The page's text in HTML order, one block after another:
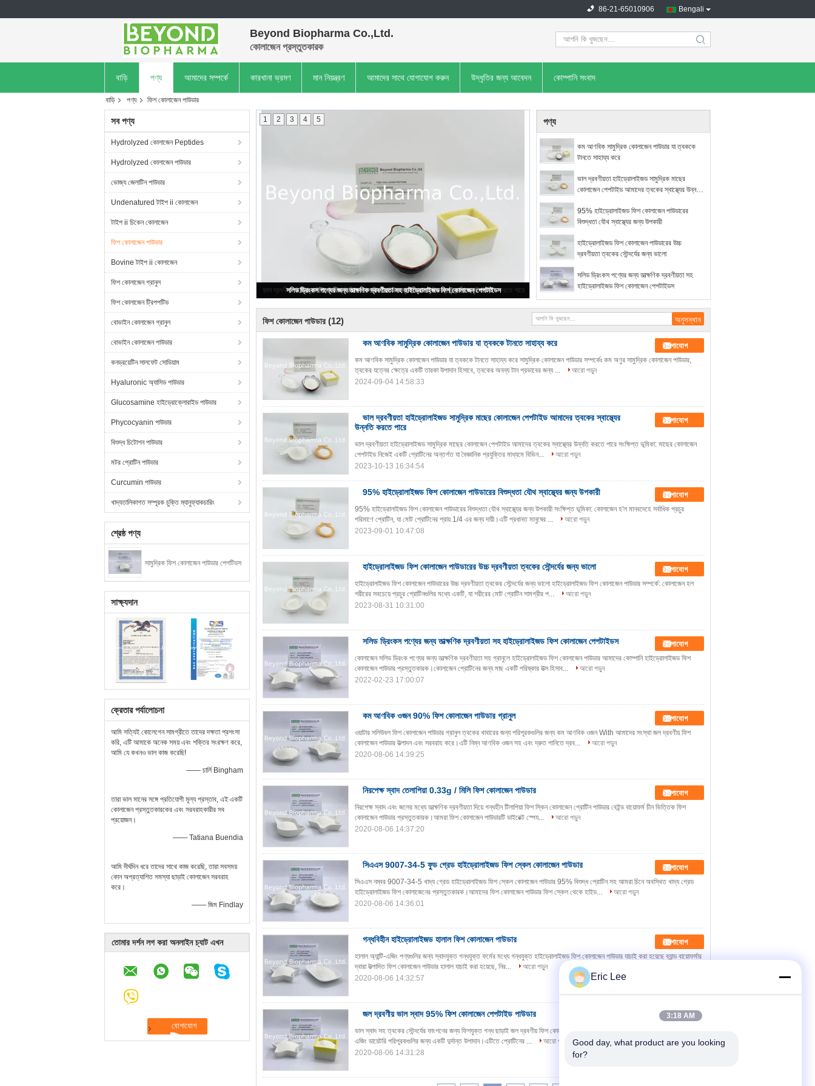
Bengali
86-21-65010906
Beyond Biopharma Co.,Ltd.
কোলাজেন প্রস্তুতকারক search
বাড়ি পণ্য আমাদের সম্পর্কে কারখানা ভ্রমণ মান নিয়ন্ত্রণ আমাদের সাথে যোগাযোগ করুন উদ্ধৃতির জন্য আবেদন কোম্পানি সংবাদ
বাড়ি পণ্য ফিশ কোলাজেন পাউডার
সব পণ্য
Hydrolyzed কোলাজেন Peptides
Hydrolyzed কোলাজেন পাউডার
ভোজ্য জেলাটিন পাউডার
Undenatured টাইপ ii কোলাজেন
টাইপ ii চিকেন কোলাজেন
ফিশ কোলাজেন পাউডার
Bovine টাইপ ii কোলাজেন
ফিশ কোলাজেন গ্রানুল
ফিশ কোলাজেন ট্রিপপটিড
বোভাইন কোলাজেন গ্রানুল
বোভাইন কোলাজেন পাউডার
কনড্রয়েটিন সালফেট সোডিয়াম
Hyaluronic অ্যাসিড পাউডার
Glucosamine হাইড্রোক্লোরাইড পাউডার
Phycocyanin পাউডার
বিশুদ্ধ চিটোশন পাউডার
মটর প্রোটিন পাউডার
Curcumin পাউডার
খাদ্যতালিকাগত সম্পূরক চুক্তি ম্যানুফ্যাকচারিং
শ্রেষ্ঠ পণ্য
সামুদ্রিক ফিশ কোলাজেন পাউডার পেপটিডস
সাক্ষ্যদান
ক্রেতার পর্যালোচনা
আমি সত্যিই কোলেগেন সামগ্রীতে তাদের দক্ষতা প্রশংসা
করি, এটি আমাকে অনেক সময় এবং শক্তির সংরক্ষণ করে,
আমি যে কখনও ভাল কাজ করেছি!
—— চার্লি Bingham
তারা ভাল মানের সঙ্গে প্রতিযোগী মূল্য প্রস্তাব, এই একটি
কোলাজেন প্রস্তুতকারকের এবং সরবরাহকারীর সব
প্রয়োজন।
—— Tatiana Buendia
আমি দীর্ঘদিন ধরে তাদের সাথে কাজ করেছি, তারা সবসময়
কোন অপ্রত্যাশিত সমস্যা ছাড়াই কোলাজেন সরবরাহ
করে।
—— জিম Findlay
তোমার দর্শন লগ করা অনলাইন চ্যাট এখন
কম আণবিক সামুদ্রিক কোলাজেন পাউডার যা ত্বককে টানতে সাহায্য করে
1 2 3 4 5 পণ্য
কম আণবিক সামুদ্রিক কোলাজেন পাউডার যা ত্বককে
টানতে সাহায্য করে
ভাল দ্রবণীয়তা হাইড্রোলাইজড সামুদ্রিক মাছের
কোলাজেন পেপটাইড আমাদের ত্বকের স্বাস্থ্যের উন্নতি
95% হাইড্রোলাইজড ফিশ কোলাজেন পাউডারের
বিশুদ্ধতা যৌথ স্বাস্থ্যের জন্য উপকারী
হাইড্রোলাইজড ফিশ কোলাজেন পাউডারের উচ্চ
দ্রবণীয়তা ত্বকের সৌন্দর্যের জন্য ভালো
সলিড ড্রিংকস পণ্যের জন্য তাত্ক্ষণিক দ্রবণীয়তা সহ
হাইড্রোলাইজড ফিশ কোলাজেন পেপটাইডস
ফিশ কোলাজেন পাউডার (12)
কম আণবিক সামুদ্রিক কোলাজেন পাউডার যা ত্বককে টানতে সাহায্য করে যোগাযোগ
কম আণবিক সামুদ্রিক কোলাজেন পাউডার যা ত্বককে টানতে সাহায্য করে সামুদ্রিক কোলাজেন পাউডার সম্পর্কেঃ কম অণুর সামুদ্রিক কোলাজেন পাউডার,
ত্বকের যত্নের ক্ষেত্রে একটি তারকা উপাদান হিসাবে, ত্বকের অনন্য টান প্রভাবের জন্য ...
আরো পড়ুন
2024-09-04 14:58:33
ভাল দ্রবণীয়তা হাইড্রোলাইজড সামুদ্রিক মাছের কোলাজেন পেপটাইড আমাদের ত্বকের স্বাস্থ্যের
উন্নতি করতে পারে
যোগাযোগ
ভাল দ্রবণীয়তা হাইড্রোলাইজড সামুদ্রিক মাছের কোলাজেন পেপটাইড আমাদের ত্বকের স্বাস্থ্যের উন্নতি করতে পারে সংক্ষিপ্ত ভূমিকা: মাছের কোলাজেন
পেপটাইড নিজেই একটি প্রোটিনের অন্তর্গত যা বৈজ্ঞানিক প্রযুক্তির মাধ্যমে বিভিন...
আরো পড়ুন
2023-10-13 16:34:54
95% হাইড্রোলাইজড ফিশ কোলাজেন পাউডারের বিশুদ্ধতা যৌথ স্বাস্থ্যের জন্য উপকারী যোগাযোগ
95% হাইড্রোলাইজড ফিশ কোলাজেন পাউডারের বিশুদ্ধতা যৌথ স্বাস্থ্যের জন্য উপকারী সংক্ষিপ্ত ভূমিকা: কোলাজেন হ'ল মানবদেহে সর্বাধিক প্রচুর
পরিমাণে প্রোটিন, যা মোট প্রোটিনের প্রায় 1/4 এর জন্য দায়ী।এটি প্রধানত মানুষের ...
আরো পড়ুন
2023-09-01 10:47:08
হাইড্রোলাইজড ফিশ কোলাজেন পাউডারের উচ্চ দ্রবণীয়তা ত্বকের সৌন্দর্যের জন্য ভালো যোগাযোগ
হাইড্রোলাইজড ফিশ কোলাজেন পাউডারের উচ্চ দ্রবণীয়তা ত্বকের সৌন্দর্যের জন্য ভালো হাইড্রোলাইজড ফিশ কোলাজেন পাউডার সম্পর্কে: কোলাজেন হল
শরীরের সবচেয়ে প্রচুর প্রোটিনগুলির মধ্যে একটি, যা শরীরের মোট প্রোটিন সামগ্রীর প...
আরো পড়ুন
2023-08-31 10:31:00
সলিড ড্রিংকস পণ্যের জন্য তাত্ক্ষণিক দ্রবণীয়তা সহ হাইড্রোলাইজড ফিশ কোলাজেন পেপটাইডস যোগাযোগ
কোলাজেন সলিড ড্রিংক পণ্যের জন্য তাত্ক্ষণিক দ্রবণীয়তা সহ গ্রানুলে হাইড্রোলাইজড ফিশ কোলাজেন পাউডার আমাদের কোম্পানি হাইড্রোলাইজড ফিশ
কোলাজেন পাউডার প্রস্তুতকারক।কোলাজেন প্রোটিনের জন্য মাছ একটি পরিষ্কার উত্স হিসাব...
আরো পড়ুন
2022-02-23 17:00:07
কম আণবিক ওজন 90% ফিশ কোলাজেন পাউডার গ্রানুল যোগাযোগ
ওয়াটার সলিউবল ফিশ কোলাজেন পাউডার গ্রানুল ত্বকের খাবারের জন্য পরিপূরকগুলির জন্য কম আণবিক ওজন With আমাদের সংস্থা জল দ্রবণীয় ফিশ
কোলাজেন পাউডার উত্পাদন এবং সরবরাহ করে।এটি নিম্ন আণবিক ওজন সহ এবং দ্রুত পানিতে দ্রব...
আরো পড়ুন
2020-08-06 14:39:25
নিরপেক্ষ স্বাদ তেলাপিয়া 0.33g / মিলি ফিশ কোলাজেন পাউডার যোগাযোগ
নিরপেক্ষ স্বাদ এবং জলের মধ্যে তাত্ক্ষণিক দ্রবণীয়তা দিয়ে গন্ধহীন টিলাপিয়া ফিশ স্কিন কোলাজেন প্রোটিন পাউডার বেইন্ড বায়োফর্ম চীন ভিত্তিক ফিশ
কোলাজেন পাউডার প্রস্তুতকারক।আমরা ফিশ কোলাজেন পাউডারটি ডাইরেক্ট স্পেয...
আরো পড়ুন
2020-08-06 14:37:20
সিএএস 9007-34-5 ফুড গ্রেড হাইড্রোলাইজড ফিশ স্কেল কোলাজেন পাউডার যোগাযোগ
সিএএস নম্বর 9007-34-5 খাদ্য গ্রেড হাইড্রোলাইজড ফিশ স্কেল কোলাজেন পাউডার 95% বিশুদ্ধ প্রোটিন সহ আমরা চিনে অবস্থিত খাদ্য গ্রেড
হাইড্রোলাইজড ফিশ কোলাজেনের প্রস্তুতকারক।আমাদের ফিশ কোলাজেন পাউডার ফিশ স্কেল থেকে হাইড...
আরো পড়ুন
2020-08-06 14:36:01
গন্ধবিহীন হাইড্রোলাইজড হালাল ফিশ কোলাজেন পাউডার যোগাযোগ
হালাল অ্যান্টি-এজিং পণ্যগুলির জন্য স্বাদযুক্ত গন্ধযুক্ত ফর্মের মধ্যে গন্ধযুক্ত হাইড্রোলাইজড ফিশ কোলাজেন পাউডার যাচাই করা হয়েছে ব্যান্ড বায়োফর্মার
দ্বারা উত্পাদিত ফিশ কোলাজেন পাউডার হালাল যাচাই করা হয়েছে, নির...
আরো পড়ুন
2020-08-06 14:32:57
জল দ্রবণীয় ভাল স্বাদ 95% ফিশ কোলাজেন পেপটাইড পাউডার যোগাযোগ
ভাল স্বাদ সহ ত্বকের সৌন্দর্যের ফাংশনের জন্য ফিশযুক্ত গন্ধ ছাড়াই জল দ্রবণীয় ফিশ কোলাজেন পাউডার ফিশ কোলাজেন পাউডার ত্বক বেটিউটি বা অ্যান্টি-
এজিং ডায়েটরি পরিপূরকগুলির জন্য একটি দুর্দান্ত উপাদান।এটিতে প্রোটিনের ...
আরো পড়ুন
2020-08-06 14:31:28
Eric Lee
3:18 AM
Good day, what product are you looking
for?